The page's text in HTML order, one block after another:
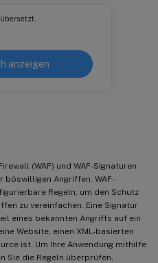
anzeigen
(WAF) und WAF-Signaturen
böswilligen Angriffen. WAF-
Regeln, um den Schutz
zu vereinfachen. Eine Signatur
eines bekannten Angriffs auf ein
Website, einen XML-basierten
ist. Um Ihre Anwendung mithilfe
Sie die Regeln überprüfen,